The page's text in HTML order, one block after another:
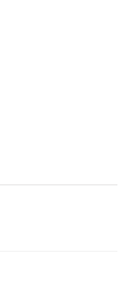
via X -
via
nieuwsbericht
dit